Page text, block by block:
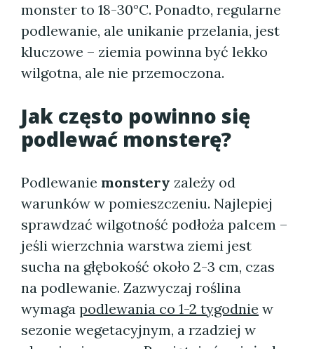
monster to 18-30°C. Ponadto, regularne
podlewanie, ale unikanie przelania, jest
kluczowe – ziemia powinna być lekko
wilgotna, ale nie przemoczona.
Jak często powinno się
podlewać monsterę?
Podlewanie monstery zależy od
warunków w pomieszczeniu. Najlepiej
sprawdzać wilgotność podłoża palcem –
jeśli wierzchnia warstwa ziemi jest
sucha na głębokość około 2-3 cm, czas
na podlewanie. Zazwyczaj roślina
wymaga podlewania co 1-2 tygodnie w
sezonie wegetacyjnym, a rzadziej w